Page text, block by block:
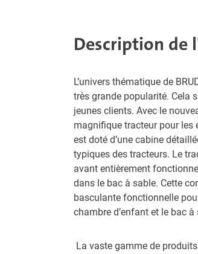
Description de
L’univers thématique de
très grande popularité. Cela
jeunes clients. Avec le
magnifique tracteur pour les
est doté d’une cabine
typiques des tracteurs. Le
avant entièrement
dans le bac à sable. Cette
basculante fonctionnelle
chambre d’enfant et le bac à
La vaste gamme de